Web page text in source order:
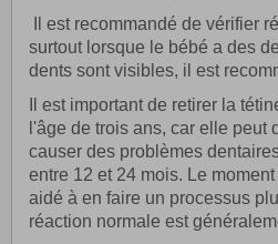
Il est recommandé de vérifier
surtout lorsque le bébé a des
dents sont visibles, il est
Il est important de retirer la
l'âge de trois ans, car elle peut
causer des problèmes
entre 12 et 24 mois. Le
aidé à en faire un processus
réaction normale est